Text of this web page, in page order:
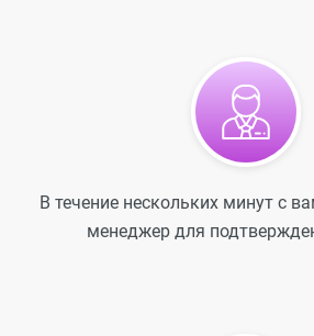
В течение нескольких минут с
менеджер для